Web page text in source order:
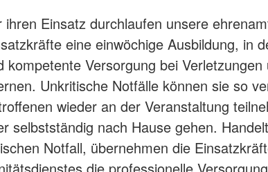
ihren Einsatz durchlaufen unsere
eine einwöchige Ausbildung, in
kompetente Versorgung bei
Unkritische Notfälle können sie so
wieder an der Veranstaltung
selbstständig nach Hause gehen.
Notfall, übernehmen die